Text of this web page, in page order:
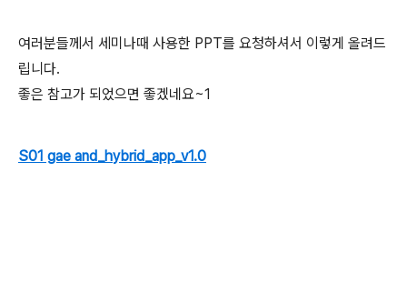
여러분들께서 세미나때 사용한 PPT를 요청하셔서 이렇게 올려드
립니다.
좋은 참고가 되었으면 좋겠네요~1
S01 gae and_hybrid_app_v1.0